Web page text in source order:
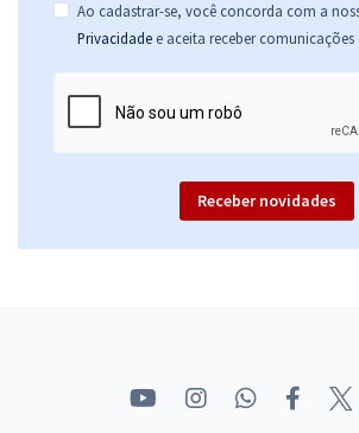
Ao cadastrar-se, você concorda com a
Privacidade e aceita receber comunicações
Receber novidades